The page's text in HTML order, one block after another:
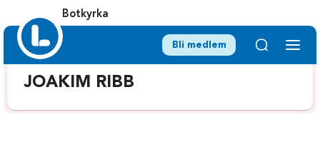
Botkyrka
Bli medlem
JOAKIM RIBB